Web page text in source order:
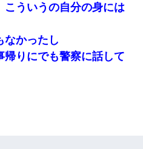
こういうの自分の身には
なかったし
りにでも警察に話して